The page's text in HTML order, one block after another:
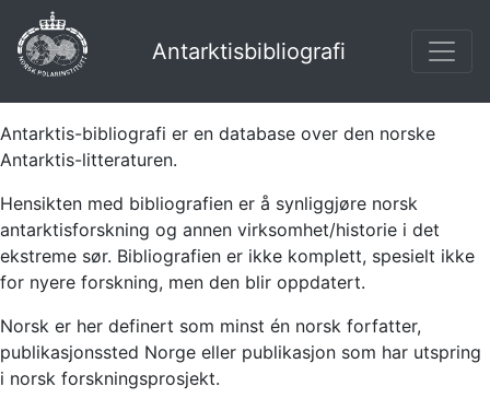
Antarktisbibliografi
Antarktis-bibliografi er en database over den norske
Antarktis-litteraturen.
Hensikten med bibliografien er å synliggjøre norsk
antarktisforskning og annen virksomhet/historie i det
ekstreme sør. Bibliografien er ikke komplett, spesielt ikke
for nyere forskning, men den blir oppdatert.
Norsk er her definert som minst én norsk forfatter,
publikasjonssted Norge eller publikasjon som har utspring
i norsk forskningsprosjekt.